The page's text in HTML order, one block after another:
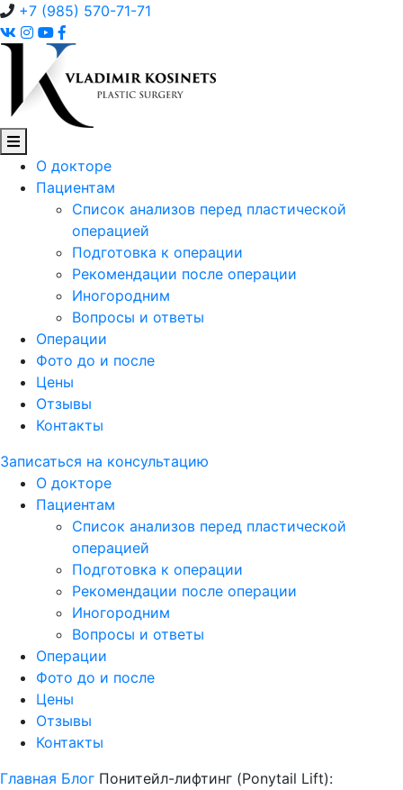
+7 (985) 570-71-71
О докторе
Пациентам
Список анализов перед пластической
операцией
Подготовка к операции
Рекомендации после операции
Иногородним
Вопросы и ответы
Операции
Фото до и после
Цены
Отзывы
Контакты
Записаться на консультацию
О докторе
Пациентам
Список анализов перед пластической
операцией
Подготовка к операции
Рекомендации после операции
Иногородним
Вопросы и ответы
Операции
Фото до и после
Цены
Отзывы
Контакты
Главная Блог Понитейл-лифтинг (Ponytail Lift):